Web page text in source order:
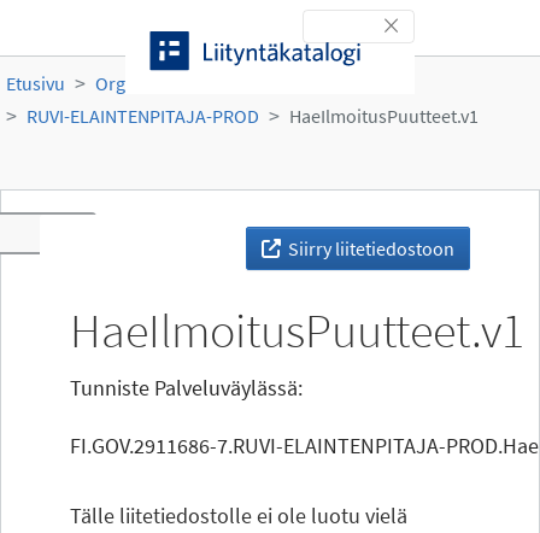
Toggle navigation
Etusivu Organisaatiot
RUVI-ELAINTENPITAJA-PROD
HaeIlmoitusPuutteet.v1
Siirry liitetiedostoon
HaeIlmoitusPuutteet.v1
Tunniste Palveluväylässä:
FI.GOV.2911686-7.RUVI-ELAINTENPITAJA-
Tälle liitetiedostolle ei ole luotu vielä